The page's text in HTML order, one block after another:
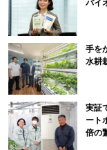
バイ
手を
水耕
実証
ート
倍の